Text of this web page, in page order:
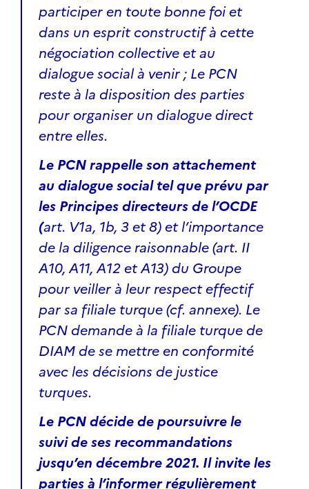
participer en toute bonne foi et
dans un esprit constructif à cette
négociation collective et au
dialogue social à venir ; Le PCN
reste à la disposition des parties
pour organiser un dialogue direct
entre elles.
Le PCN rappelle son attachement
au dialogue social tel que prévu par
les Principes directeurs de l’OCDE
(art. V1a, 1b, 3 et 8) et l’importance
de la diligence raisonnable (art. II
A10, A11, A12 et A13) du Groupe
pour veiller à leur respect effectif
par sa filiale turque (cf. annexe). Le
PCN demande à la filiale turque de
DIAM de se mettre en conformité
avec les décisions de justice
turques.
Le PCN décide de poursuivre le
suivi de ses recommandations
jusqu’en décembre 2021. Il invite les
parties à l’informer régulièrement